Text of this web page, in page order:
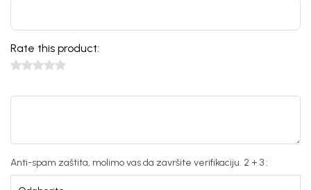
Rate this product:
Anti-spam zaštita, molimo vas da završite verifikaciju. 2 + 3 :